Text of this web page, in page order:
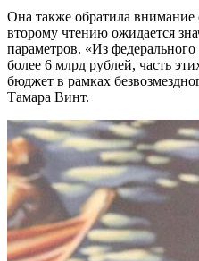
Она также обратила внимание
второму чтению ожидается
параметров. «Из
более 6 млрд рублей, часть
бюджет в рамках
Тамара Винт.